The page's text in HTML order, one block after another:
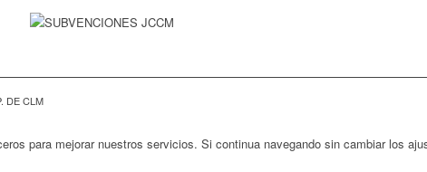
DE CLM
para mejorar nuestros servicios. Si continua navegando sin cambiar los